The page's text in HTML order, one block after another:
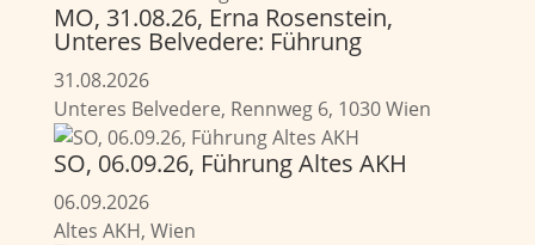
MO, 31.08.26, Erna Rosenstein,
Unteres Belvedere: Führung
31.08.2026
Unteres Belvedere, Rennweg 6, 1030 Wien
SO, 06.09.26, Führung Altes AKH
06.09.2026
Altes AKH, Wien